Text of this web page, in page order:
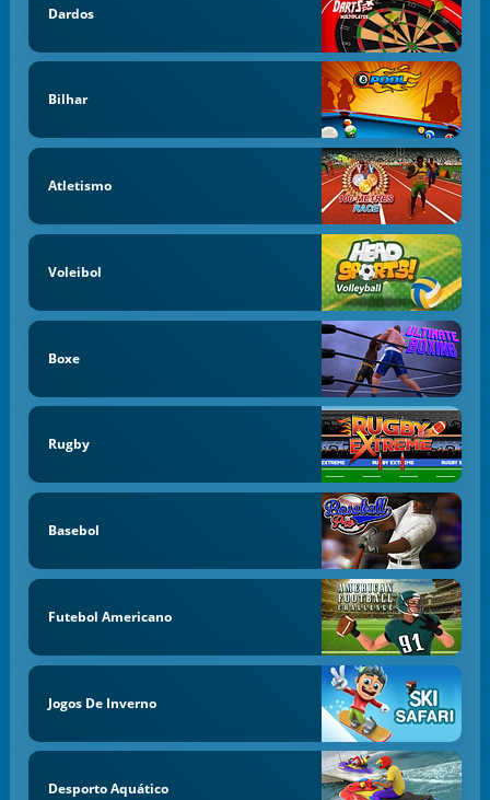
Dardos
Bilhar
Atletismo
Voleibol
Boxe
Rugby
Basebol
Futebol Americano
Jogos De Inverno
Desporto Aquático